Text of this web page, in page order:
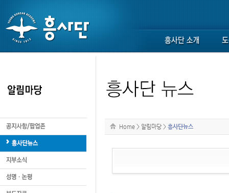
Home > 알림마당 > 흥사단뉴스